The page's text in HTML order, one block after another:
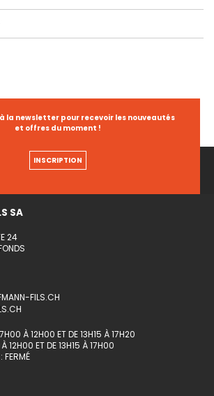
la newsletter pour recevoir les nouveautés
et offres du moment !
INSCRIPTION
SA
24
FILS.CH
À 12H00 ET DE 13H15 À 17H20
12H00 ET DE 13H15 À 17H00
FERMÉ